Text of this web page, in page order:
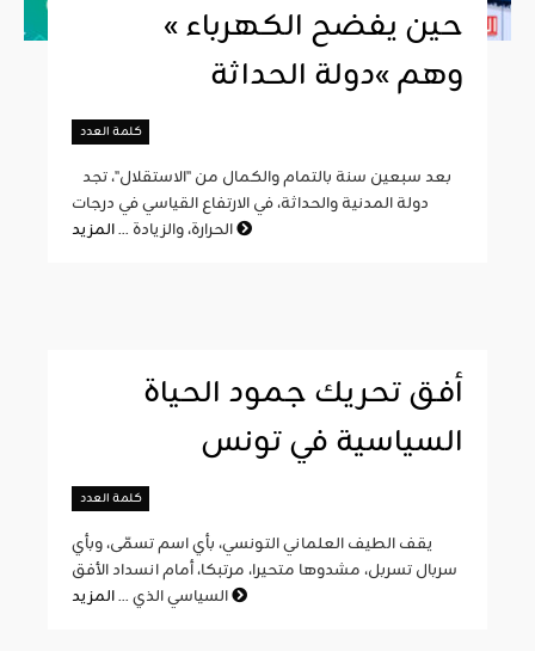
« حين يفضح الكهرباء
وهم »دولة الحداثة
كلمة العدد
دولة المدنية والحداثة، في الارتفاع القياسي في درجات
الحرارة، والزيادة ...
أفق تحريك جمود الحياة
السياسية في تونس
كلمة العدد
يقف الطيف العلماني التونسي، بأي اسم تسمّى، وبأي
سربال تسربل، مشدوها متحيرا، مرتبكا، أمام انسداد الأفق
السياسي الذي ...